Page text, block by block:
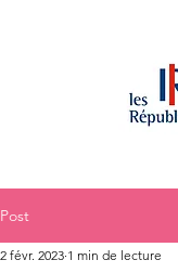
Post
2 févr. 2023 1 min de lecture